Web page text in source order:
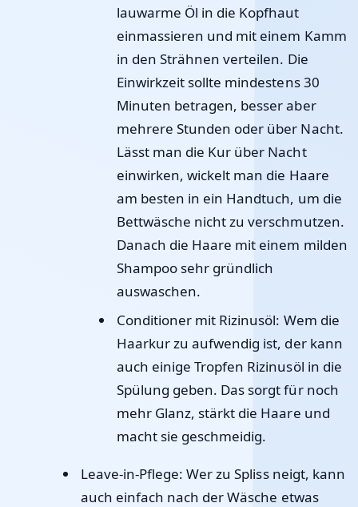
lauwarme Öl in die Kopfhaut
einmassieren und mit einem Kamm
in den Strähnen verteilen. Die
Einwirkzeit sollte mindestens 30
Minuten betragen, besser aber
mehrere Stunden oder über Nacht.
Lässt man die Kur über Nacht
einwirken, wickelt man die Haare
am besten in ein Handtuch, um die
Bettwäsche nicht zu verschmutzen.
Danach die Haare mit einem milden
Shampoo sehr gründlich
auswaschen.
Conditioner mit Rizinusöl: Wem die
Haarkur zu aufwendig ist, der kann
auch einige Tropfen Rizinusöl in die
Spülung geben. Das sorgt für noch
mehr Glanz, stärkt die Haare und
macht sie geschmeidig.
Leave-in-Pflege:Wer zu Spliss neigt, kann
auch einfach nach der Wäsche etwas